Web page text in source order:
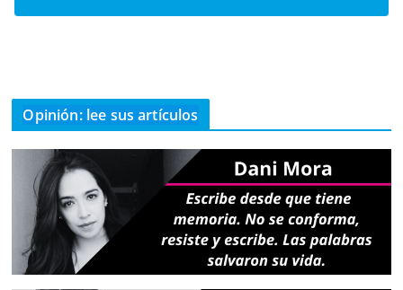
Opinión: lee sus artículos